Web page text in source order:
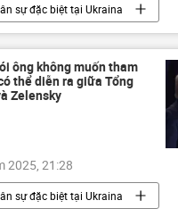
sự đặc biệt tại Ukraina
Trung Quốc
Sergey Lavrov
Cuộc khủng hoảng ở Ukraina
đàm phán
Pháp
Quan điểm-Ý kiến
ông không muốn tham
thể diễn ra giữa Tổng
Zelensky
2025, 21:28
sự đặc biệt tại Ukraina